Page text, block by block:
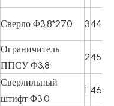
Сверло Φ3,8*270 344
Ограничитель
ППСУ Φ3,8
245
Сверлильный
штифт Φ3,0
1 46